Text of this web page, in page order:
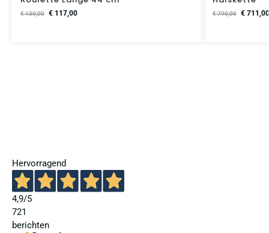
€130,00 €117,00 €790,00 €711,00
Hervorragend
4,9/5
721
berichten